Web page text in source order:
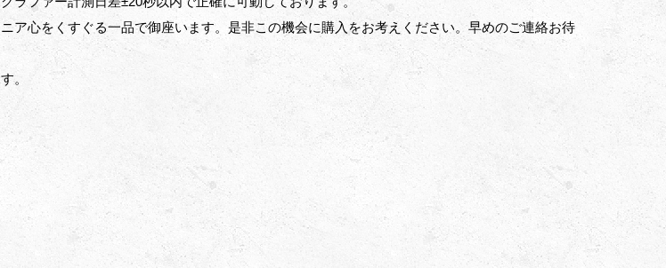
ア心をくすぐる一品で御座います。是非この機会に購入をお考えください。早めのご連絡お待
。